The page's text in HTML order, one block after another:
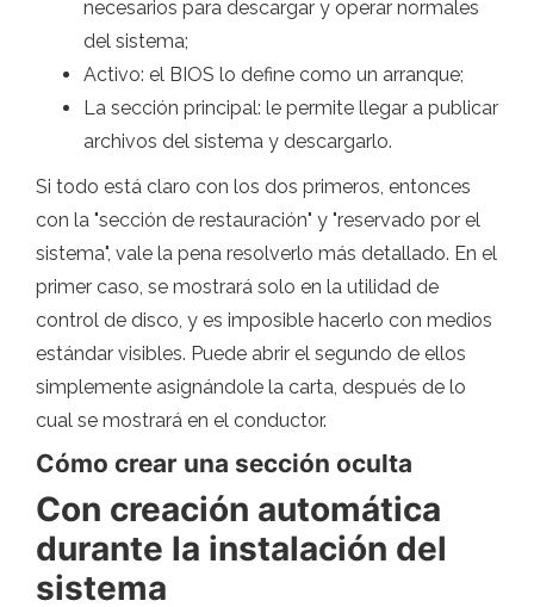
necesarios para descargar y operar normales
del sistema;
Activo: el BIOS lo define como un arranque;
La sección principal: le permite llegar a publicar
archivos del sistema y descargarlo.
Si todo está claro con los dos primeros, entonces
con la "sección de restauración" y "reservado por el
sistema", vale la pena resolverlo más detallado. En el
primer caso, se mostrará solo en la utilidad de
control de disco, y es imposible hacerlo con medios
estándar visibles. Puede abrir el segundo de ellos
simplemente asignándole la carta, después de lo
cual se mostrará en el conductor.
Cómo crear una sección oculta
Con creación automática
durante la instalación del
sistema